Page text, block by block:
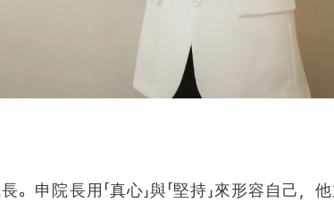
申院長用「真心」與「堅持」來形容自己，